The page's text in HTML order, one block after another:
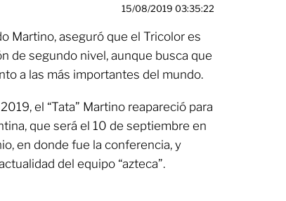
15/08/2019 03:35:22
Martino, aseguró que el Tricolor es
de segundo nivel, aunque busca que
a las más importantes del mundo.
el “Tata” Martino reapareció para
que será el 10 de septiembre en
en donde fue la conferencia, y
del equipo “azteca”.